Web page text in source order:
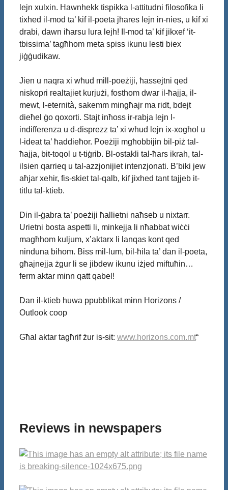
lejn xulxin. Hawnhekk tispikka l-attitudni filosofika li
tixhed il-mod ta’ kif il-poeta jħares lejn in-nies, u kif xi
drabi, dawn iħarsu lura lejh! Il-mod ta’ kif jikxef ‘it-
tbissima’ tagħhom meta spiss ikunu lesti biex
jiġġudikaw.
Jien u naqra xi wħud mill-poeżiji, ħassejtni qed
niskopri realtajiet kurjużi, fosthom dwar il-ħajja, il-
mewt, l-eternità, sakemm mingħajr ma ridt, bdejt
dieħel ġo qoxorti. Stajt inħoss ir-rabja lejn l-
indifferenza u d-disprezz ta’ xi wħud lejn ix-xogħol u
l-ideat ta’ ħaddieħor. Poeżiji mgħobbijin bil-piż tal-
ħajja, bit-toqol u t-tiġrib. Bl-ostakli tal-ħars ikrah, tal-
ilsien qarrieq u tal-azzjonijiet intenzjonati. B’biki jew
aħjar xehir, fis-skiet tal-qalb, kif jixhed tant tajjeb it-
titlu tal-ktieb.
Din il-ġabra ta’ poeżiji ħallietni naħseb u nixtarr.
Urietni bosta aspetti li, minkejja li nħabbat wiċċi
magħhom kuljum, x’aktarx li lanqas kont qed
ninduna bihom. Biss mil-lum, bil-ħila ta’ dan il-poeta,
għajnejja żgur li se jibdew ikunu iżjed miftuħin…
ferm aktar minn qatt qabel!
Dan il-ktieb huwa ppubblikat minn Horizons /
Outlook coop
Għal aktar tagħrif żur is-sit: www.horizons.com.mt“
Reviews in newspapers